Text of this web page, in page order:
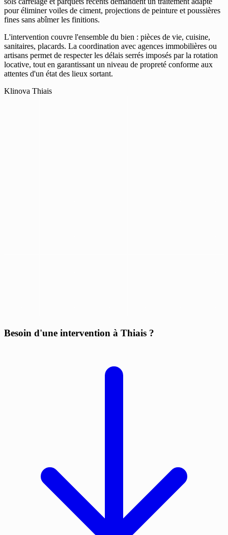
pour éliminer voiles de ciment, projections de peinture et poussières
fines sans abîmer les finitions.
L'intervention couvre l'ensemble du bien : pièces de vie, cuisine,
sanitaires, placards. La coordination avec agences immobilières ou
artisans permet de respecter les délais serrés imposés par la rotation
locative, tout en garantissant un niveau de propreté conforme aux
attentes d'un état des lieux sortant.
Klinova Thiais
Besoin d'une intervention à Thiais ?